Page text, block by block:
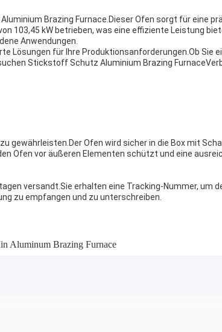
Brazing Furnace.Dieser Ofen sorgt für eine
103,45 kW betrieben, was eine effiziente Leistung
Anwendungen.
Lösungen für Ihre Produktionsanforderungen.Ob Sie
Stickstoff Schutz Aluminium Brazing
gewährleisten.Der Ofen wird sicher in die Box mit
Ofen vor äußeren Elementen schützt und eine
versandt.Sie erhalten eine Tracking-Nummer, um
zu empfangen und zu unterschreiben.
Aluminum Brazing Furnace